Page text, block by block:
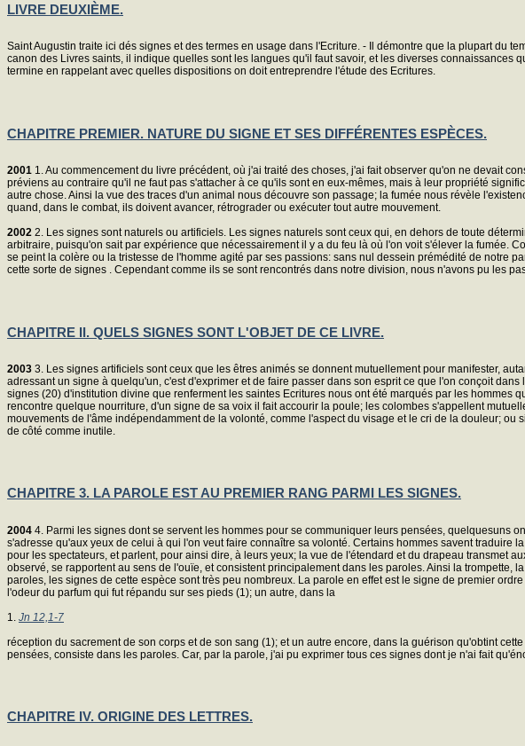
LIVRE DEUXIÈME.
Saint Augustin traite ici dés signes et des termes en usage dans l'Ecriture. - Il démontre que la plupart du
canon des Livres saints, il indique quelles sont les langues qu'il faut savoir, et les diverses
termine en rappelant avec quelles dispositions on doit entreprendre l'étude des Ecritures.
CHAPITRE PREMIER. NATURE DU SIGNE ET SES DIFFÉRENTES ESPÈCES.
2001 1. Au commencement du livre précédent, où j'ai traité des choses, j'ai fait observer qu'on ne devait
préviens au contraire qu'il ne faut pas s'attacher à ce qu'ils sont en eux-mêmes, mais à leur propriété
autre chose. Ainsi la vue des traces d'un animal nous découvre son passage; la fumée nous révèle
quand, dans le combat, ils doivent avancer, rétrograder ou exécuter tout autre mouvement.
2002 2. Les signes sont naturels ou artificiels. Les signes naturels sont ceux qui, en dehors de toute
arbitraire, puisqu'on sait par expérience que nécessairement il y a du feu là où l'on voit s'élever la fumée.
se peint la colère ou la tristesse de l'homme agité par ses passions: sans nul dessein prémédité de notre
cette sorte de signes . Cependant comme ils se sont rencontrés dans notre division, nous n'avons pu les
CHAPITRE II. QUELS SIGNES SONT L'OBJET DE CE LIVRE.
2003 3. Les signes artificiels sont ceux que les êtres animés se donnent mutuellement pour manifester,
adressant un signe à quelqu'un, c'est d'exprimer et de faire passer dans son esprit ce que l'on conçoit
signes (20) d'institution divine que renferment les saintes Ecritures nous ont été marqués par les
rencontre quelque nourriture, d'un signe de sa voix il fait accourir la poule; les colombes s'appellent
mouvements de l'âme indépendamment de la volonté, comme l'aspect du visage et le cri de la douleur;
de côté comme inutile.
CHAPITRE 3. LA PAROLE EST AU PREMIER RANG PARMI LES SIGNES.
2004 4. Parmi les signes dont se servent les hommes pour se communiquer leurs pensées, quelquesuns
s'adresse qu'aux yeux de celui à qui l'on veut faire connaître sa volonté. Certains hommes savent
pour les spectateurs, et parlent, pour ainsi dire, à leurs yeux; la vue de l'étendard et du drapeau transmet
observé, se rapportent au sens de l'ouïe, et consistent principalement dans les paroles. Ainsi la
paroles, les signes de cette espèce sont très peu nombreux. La parole en effet est le signe de premier
l'odeur du parfum qui fut répandu sur ses pieds (1); un autre, dans la
1. Jn 12,1-7
réception du sacrement de son corps et de son sang (1); et un autre encore, dans la guérison qu'obtint
pensées, consiste dans les paroles. Car, par la parole, j'ai pu exprimer tous ces signes dont je n'ai fait
CHAPITRE IV. ORIGINE DES LETTRES.